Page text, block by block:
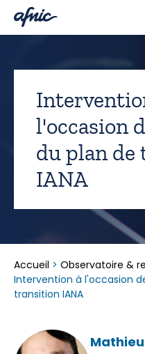
l'occasion
du plan
IANA
Accueil > Observatoire &
Intervention à l'occasion
transition IANA
Panneau de gestion des